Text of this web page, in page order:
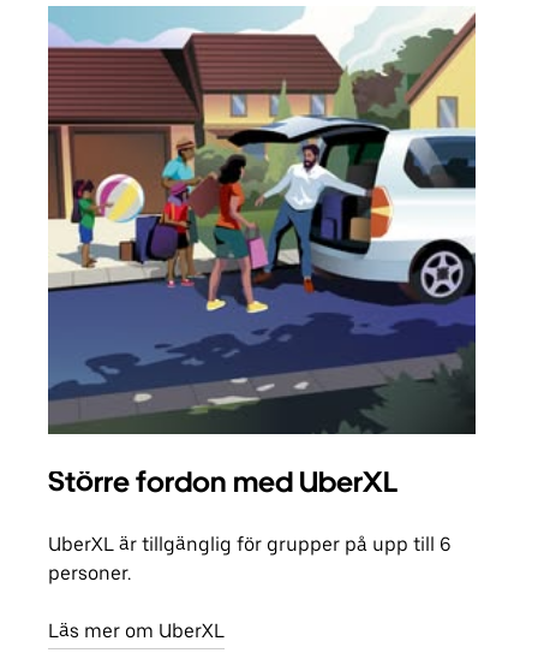
Större fordon med UberXL
UberXL är tillgänglig för grupper på upp till 6
personer.
Läs mer om UberXL